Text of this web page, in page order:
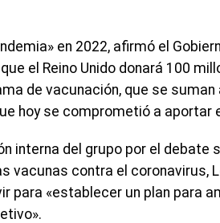
en 2022, afirmó el
el Reino Unido donará 100
de vacunación, que se
hoy se comprometió a aportar
interna del grupo por el debate
vacunas contra el coronavirus,
para «establecer un plan para